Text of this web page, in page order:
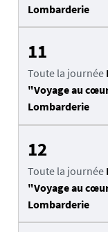
Lombarderie
11
Toute la journée
"Voyage au
Lombarderie
12
Toute la journée
"Voyage au
Lombarderie